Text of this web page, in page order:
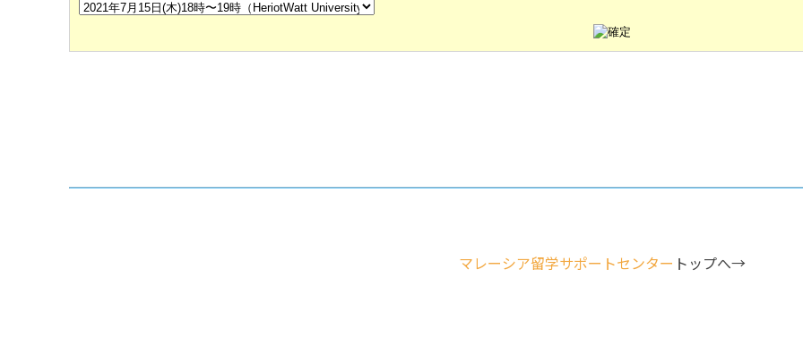
マレーシア留学サポートセンター トップへ→